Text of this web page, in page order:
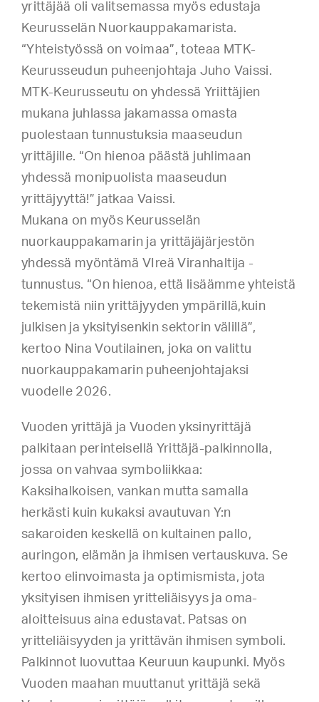
yrittäjää oli valitsemassa myös edustaja
Keurusselän Nuorkauppakamarista.
“Yhteistyössä on voimaa”, toteaa MTK-
Keurusseudun puheenjohtaja Juho Vaissi.
MTK-Keurusseutu on yhdessä Yriittäjien
mukana juhlassa jakamassa omasta
puolestaan tunnustuksia maaseudun
yrittäjille. “On hienoa päästä juhlimaan
yhdessä monipuolista maaseudun
yrittäjyyttä!” jatkaa Vaissi.
Mukana on myös Keurusselän
nuorkauppakamarin ja yrittäjäjärjestön
yhdessä myöntämä VIreä Viranhaltija -
tunnustus. “On hienoa, että lisäämme yhteistä
tekemistä niin yrittäjyyden ympärillä,kuin
julkisen ja yksityisenkin sektorin välillä”,
kertoo Nina Voutilainen, joka on valittu
nuorkauppakamarin puheenjohtajaksi
vuodelle 2026.
Vuoden yrittäjä ja Vuoden yksinyrittäjä
palkitaan perinteisellä Yrittäjä-palkinnolla,
jossa on vahvaa symboliikkaa:
Kaksihalkoisen, vankan mutta samalla
herkästi kuin kukaksi avautuvan Y:n
sakaroiden keskellä on kultainen pallo,
auringon, elämän ja ihmisen vertauskuva. Se
kertoo elinvoimasta ja optimismista, jota
yksityisen ihmisen yritteliäisyys ja oma-
aloitteisuus aina edustavat. Patsas on
yritteliäisyyden ja yrittävän ihmisen symboli.
Palkinnot luovuttaa Keuruun kaupunki. Myös
Vuoden maahan muuttanut yrittäjä sekä